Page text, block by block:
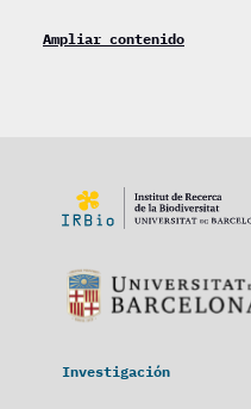
Ampliar contenido
Investigación